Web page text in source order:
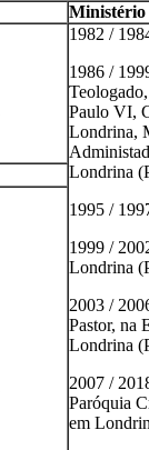
Ministério
1982 /
1986 /
Paulo VI,
Londrina,
Londrina
1995 /
1999 /
Londrina
2003 /
Pastor, na
Londrina
2007 /
Paróquia
em